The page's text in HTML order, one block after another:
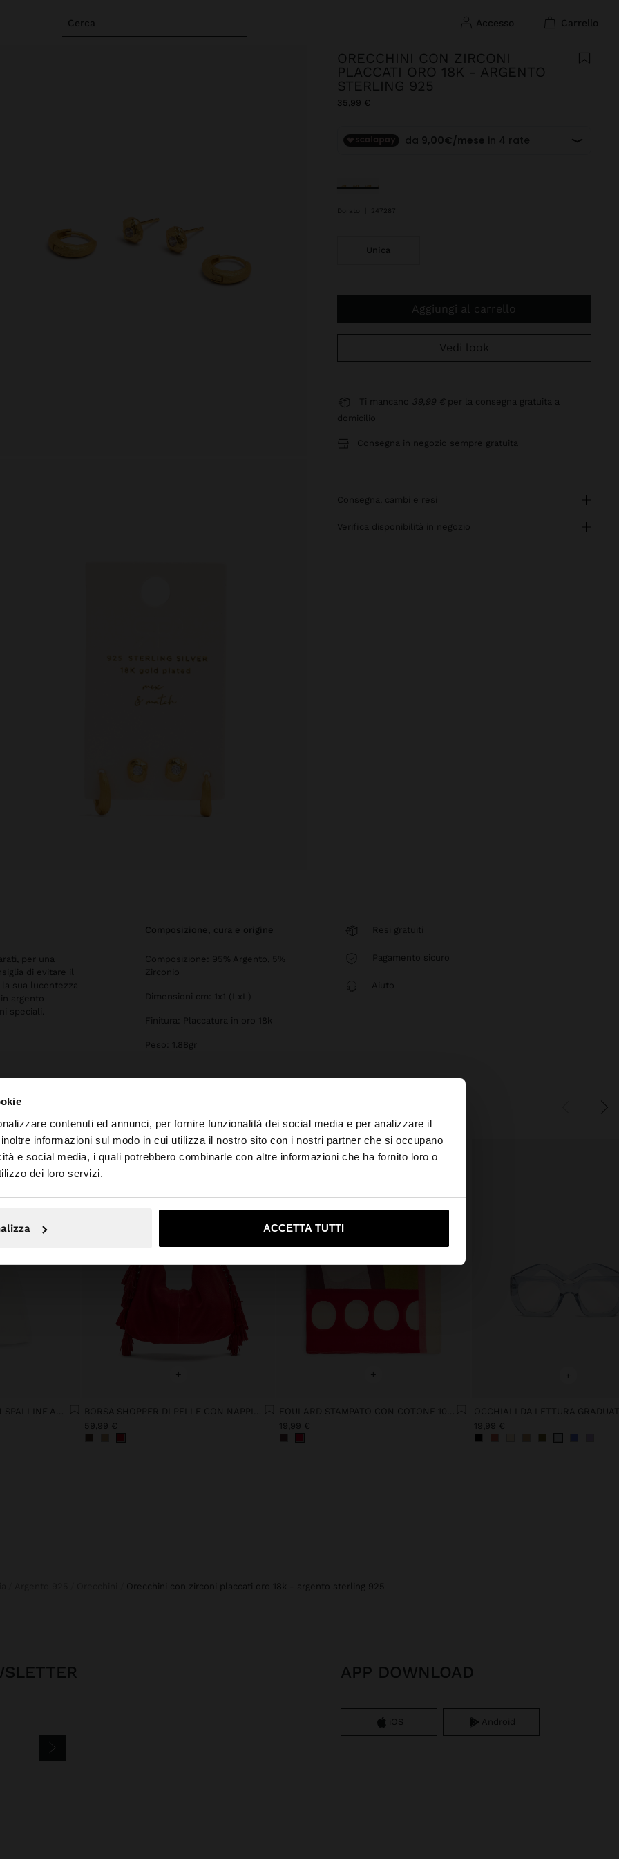
contenuti ed annunci, per fornire funzionalità dei social media e per analizzare il
informazioni sul modo in cui utilizza il nostro sito con i nostri partner che si occupano
e social media, i quali potrebbero combinarle con altre informazioni che ha fornito loro o
dei loro servizi.
ACCETTA TUTTI
Cerca accesso carrello
×
da Italia. Vuoi navigare sul nostro sito United States?
No, resta in Italia Sì, portami su United States
ORECCHINI CON ZIRCONI
PLACCATI ORO 18K - ARGENTO
STERLING 925
35,99 €
Selezionato
Dorato 247287
Unica
Aggiungi al carrello
Vedi look
Ti mancano 39,99 € per la consegna gratuita a
domicilio
Consegna in negozio sempre gratuita
consegna, cambi e resi
verifica disponibilità in negozio
per una
di evitare il
sua lucentezza
argento
speciali.
composizione, cura e origine
Composizione: 95% Argento, 5%
Zirconio
Dimensioni cm: 1x1 (LxL)
Finitura: Placcatura in oro 18k
Peso: 1.88gr
Resi gratuiti
Pagamento sicuro
Aiuto
+
59,99 €
+
19,99 €
+
OCCHIALI DA LETTURA
19,99 €
orecchini con zirconi placcati oro 18k - argento sterling 925
APP DOWNLOAD
iOS Android